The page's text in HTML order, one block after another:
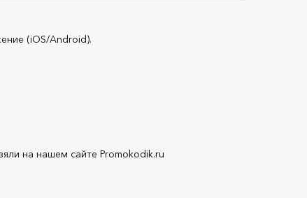
(iOS/Android).
на нашем сайте Promokodik.ru